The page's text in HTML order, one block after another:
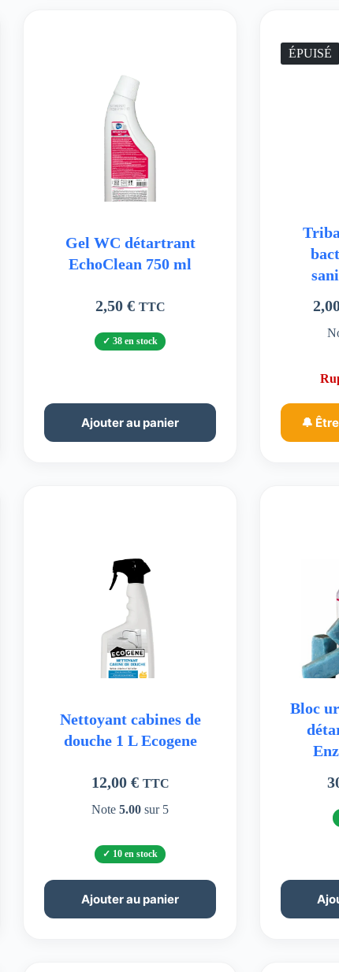
Gel WC détartrant
EchoClean 750 ml
2,50 € TTC
38 en stock
Ajouter au panier
ÉPUISÉ
🔔
Nettoyant cabines de
douche 1 L Ecogene
12,00 € TTC
Note5.00 sur 5
10 en stock
Ajouter au panier
Bloc